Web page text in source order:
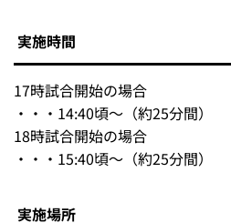
実施時間
17時試合開始の場合
・・・14:40頃～（約25分間）
18時試合開始の場合
・・・15:40頃～（約25分間）
実施場所